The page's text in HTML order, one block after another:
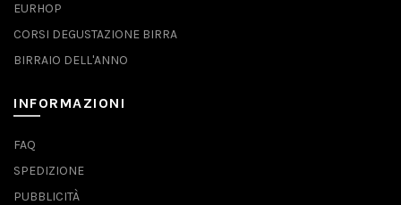
EURHOP
CORSI DEGUSTAZIONE BIRRA
BIRRAIO DELL'ANNO
INFORMAZIONI
FAQ
SPEDIZIONE
PUBBLICITÀ